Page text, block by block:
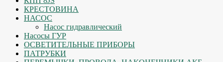
КРЕСТОВИНА
НАСОС
Насос гидравлический
Насосы ГУР
ОСВЕТИТЕЛЬНЫЕ ПРИБОРЫ
ПАТРУБКИ